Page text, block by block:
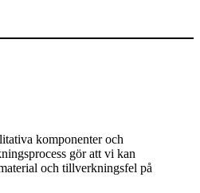
komponenter och
gör att vi kan
och tillverkningsfel på